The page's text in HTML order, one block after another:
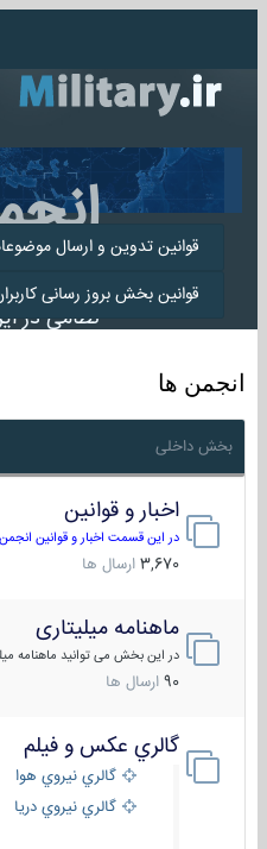
انجمن
نظامی در
قوانین تدوین و ارسال موضوعات
قوانین بخش بروز رسانی کاربران
انجمن ها
بخش داخلی
اخبار و قوانین
در این قسمت اخبار و قوانین انجمن
3,670 ارسال ها
ماهنامه میلیتاری
در این بخش می توانید ماهنامه
90 ارسال ها
گالري عكس و فيلم
گالري نيروي هوايي
گالري نيروي دريايي